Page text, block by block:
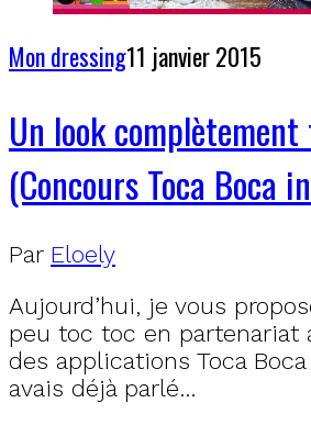
Mon dressing11 janvier 2015
Un look
(Concours Toca Boca
Par Eloely
Aujourd’hui, je vous
peu toc toc en partenariat
des applications Toca
avais déjà parlé…